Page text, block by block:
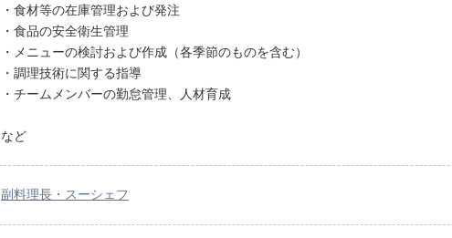
・食材等の在庫管理および発注
・食品の安全衛生管理
・メニューの検討および作成（各季節のものを含む）
・調理技術に関する指導
・チームメンバーの勤怠管理、人材育成
など
副料理長・スーシェフ